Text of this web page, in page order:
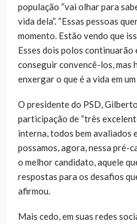
população “vai olhar para
vida dela”. “Essas pessoas
momento. Estão vendo que
Esses dois polos continuarão
conseguir convencê-los, mas
enxergar o que é a vida em
O presidente do PSD,
participação de “três
interna, todos bem avaliados
possamos, agora, nessa pré-
o melhor candidato, aquele
respostas para os desafios
afirmou.
Mais cedo, em suas redes